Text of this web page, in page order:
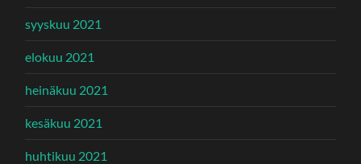
syyskuu 2021
elokuu 2021
heinäkuu 2021
kesäkuu 2021
huhtikuu 2021